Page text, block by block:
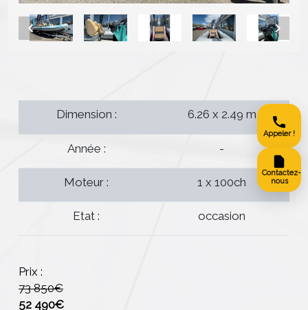
Dimension : 6.26 x 2.49 m
Année : -
Moteur : 1 x 100ch
Etat : occasion
Prix :
73 850€
52 490€
Appeler !
Contactez-
nous